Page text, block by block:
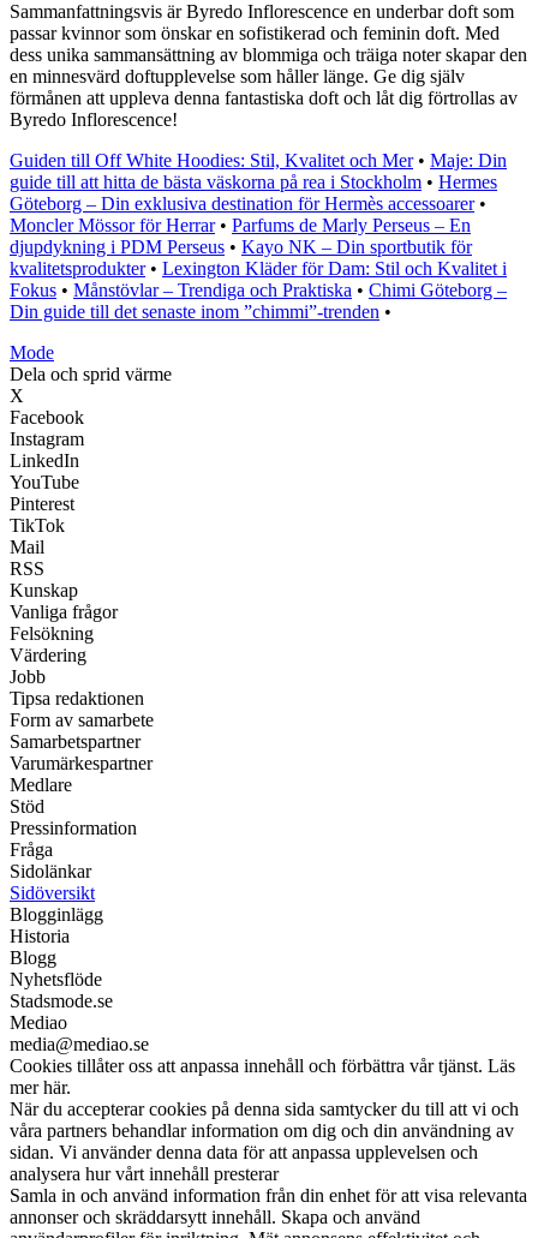
Sammanfattningsvis är Byredo Inflorescence en underbar doft som
passar kvinnor som önskar en sofistikerad och feminin doft. Med
dess unika sammansättning av blommiga och träiga noter skapar den
en minnesvärd doftupplevelse som håller länge. Ge dig själv
förmånen att uppleva denna fantastiska doft och låt dig förtrollas av
Byredo Inflorescence!
Guiden till Off White Hoodies: Stil, Kvalitet och Mer• Maje: Din
guide till att hitta de bästa väskorna på rea i Stockholm • Hermes
Göteborg – Din exklusiva destination för Hermès accessoarer•
Moncler Mössor för Herrar• Parfums de Marly Perseus – En
djupdykning i PDM Perseus • Kayo NK – Din sportbutik för
kvalitetsprodukter• Lexington Kläder för Dam: Stil och Kvalitet i
Fokus • Månstövlar – Trendiga och Praktiska • Chimi Göteborg –
Din guide till det senaste inom ”chimmi”-trenden •
Mode
Dela och sprid värme
X
Facebook
Instagram
LinkedIn
YouTube
Pinterest
TikTok
Mail
RSS
Kunskap
Vanliga frågor
Felsökning
Värdering
Jobb
Tipsa redaktionen
Form av samarbete
Samarbetspartner
Varumärkespartner
Medlare
Stöd
Pressinformation
Fråga
Sidolänkar
Sidöversikt
Blogginlägg
Historia
Blogg
Nyhetsflöde
Stadsmode.se
Mediao
media@mediao.se
Cookies tillåter oss att anpassa innehåll och förbättra vår tjänst. Läs
mer här.
När du accepterar cookies på denna sida samtycker du till att vi och
våra partners behandlar information om dig och din användning av
sidan. Vi använder denna data för att anpassa upplevelsen och
analysera hur vårt innehåll presterar
Samla in och använd information från din enhet för att visa relevanta
annonser och skräddarsytt innehåll. Skapa och använd